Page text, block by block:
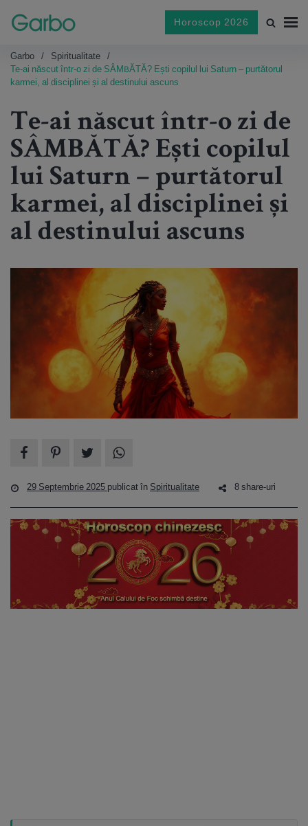
Horoscop 2026
Garbo
Spiritualitate
Te-ai născut într-o zi de SÂMBĂTĂ? Ești copilul lui Saturn – purtătorul
karmei, al disciplinei și al destinului ascuns
Te-ai născut într-o zi de
SÂMBĂTĂ? Ești copilul
lui Saturn – purtătorul
karmei, al disciplinei și
al destinului ascuns
29 Septembrie 2025 publicat în Spiritualitate 8 share-uri